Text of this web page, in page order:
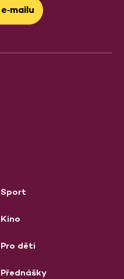
Sport
Kino
Pro děti
Přednášky